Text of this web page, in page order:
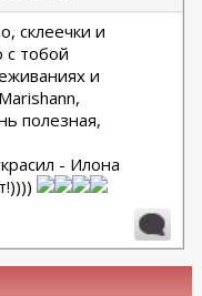
склеечки и
с тобой
и
полезная,
- Илона